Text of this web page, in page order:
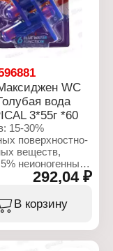
4 в 1
в упаковке: 3
смываний:
блистер WC
вода
3*55г *60
15-30%
поверхностно-
веществ,
неионогенных
активных
отдушка,
292,04 ₽
В корзину